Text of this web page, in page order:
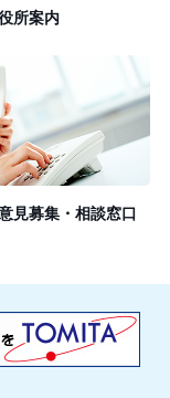
所案内
見募集・相談窓口